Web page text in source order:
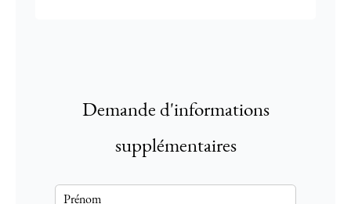
Demande d'informations
supplémentaires